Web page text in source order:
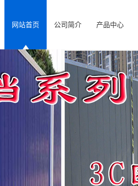
网站首页 公司简介 产品中心